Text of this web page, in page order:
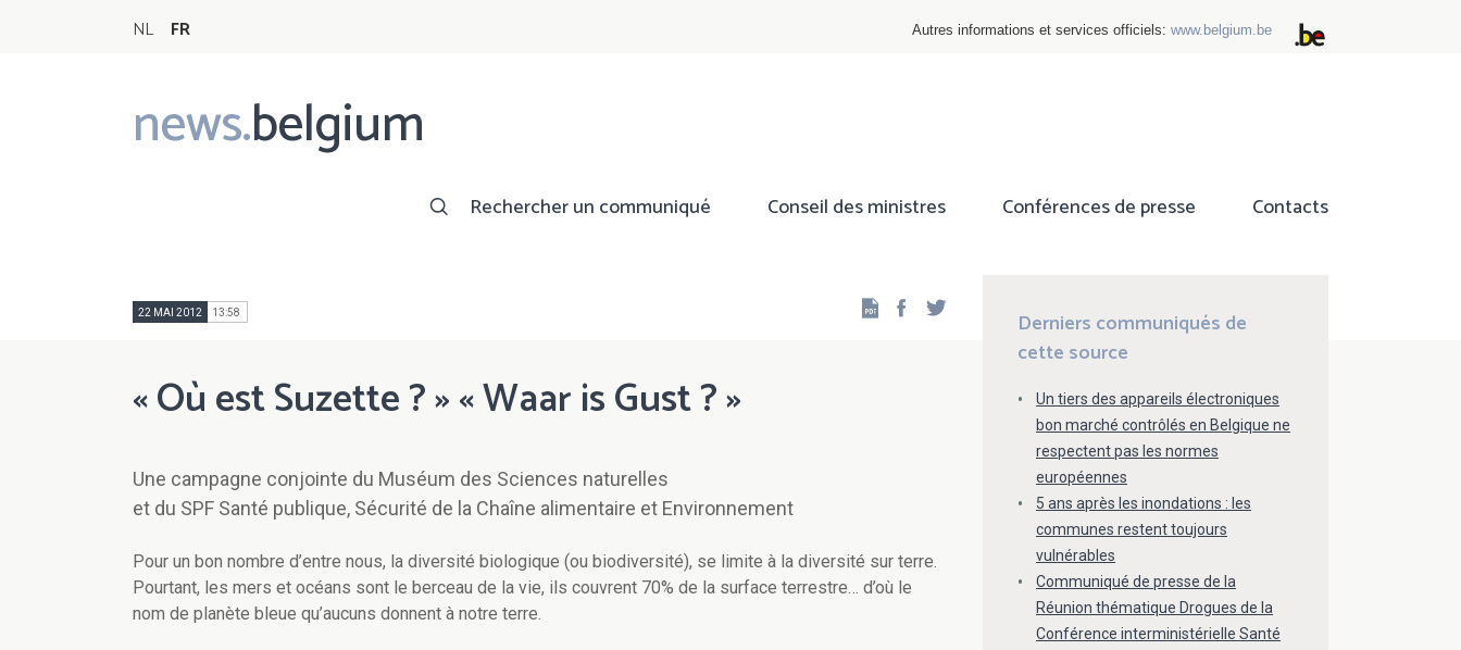
NL FR Autres informations et services officiels: www.belgium.be
news.belgium
Main
navigation
Rechercher un communiqué Conseil des ministres Conférences de presse Contacts
22 MAI 2012 13:58 Facebook
« Où est Suzette ? » « Waar is Gust ? »
Une campagne conjointe du Muséum des Sciences naturelles
et du SPF Santé publique, Sécurité de la Chaîne alimentaire et Environnement
Pour un bon nombre d’entre nous, la diversité biologique (ou biodiversité), se limite à la diversité sur terre.
Pourtant, les mers et océans sont le berceau de la vie, ils couvrent 70% de la surface terrestre… d’où le
nom de planète bleue qu’aucuns donnent à notre terre.
Derniers communiqués de
cette source
Un tiers des appareils électroniques
bon marché contrôlés en Belgique ne
respectent pas les normes
européennes
5 ans après les inondations : les
communes restent toujours
vulnérables
Communiqué de presse de la
Réunion thématique Drogues de la
Conférence interministérielle Santé